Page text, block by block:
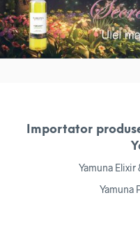
Importator
Yamuna
Yamuna